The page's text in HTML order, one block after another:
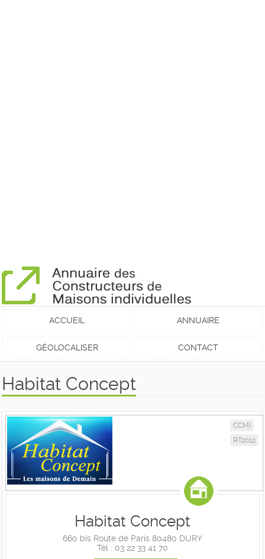
ACCUEIL ANNUAIRE
GÉOLOCALISER CONTACT
Habitat Concept
CCMI
RT2012
Habitat Concept
660 bis Route de Paris 80480 DURY
Tél : 03 22 33 41 70